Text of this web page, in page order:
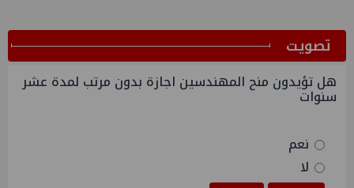
ﺗﺼﻮﻳﺖ
هل تؤيدون منح المهندسين اجازة بدون مرتب لمدة عشر
سنوات
نعم
لا